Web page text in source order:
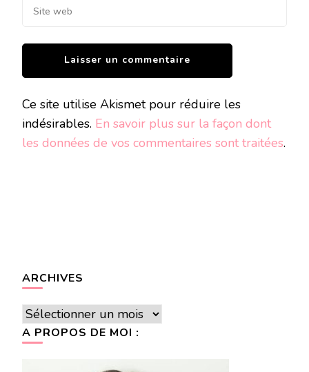
Ce site utilise Akismet pour réduire les
indésirables. En savoir plus sur la façon dont
les données de vos commentaires sont traitées.
ARCHIVES
Archives
A PROPOS DE MOI :